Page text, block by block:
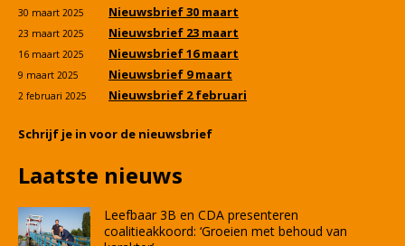
30 maart 2025 Nieuwsbrief 30 maart
23 maart 2025 Nieuwsbrief 23 maart
16 maart 2025 Nieuwsbrief 16 maart
9 maart 2025 Nieuwsbrief 9 maart
2 februari 2025 Nieuwsbrief 2 februari
Schrijf je in voor de nieuwsbrief
Laatste nieuws
Leefbaar 3B en CDA presenteren
coalitieakkoord: ‘Groeien met behoud van